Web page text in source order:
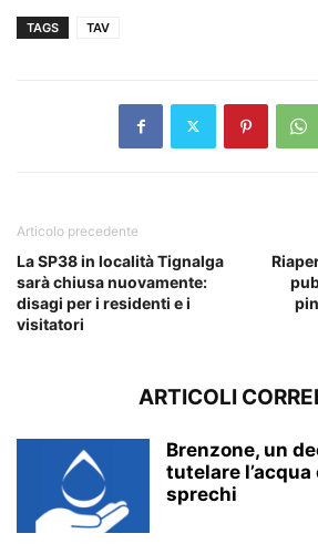
TAGS TAV
Articolo precedente
La SP38 in località Tignalga
sarà chiusa nuovamente:
disagi per i residenti e i
visitatori
ARTICOLI
Brenzone, un
tutelare
sprechi